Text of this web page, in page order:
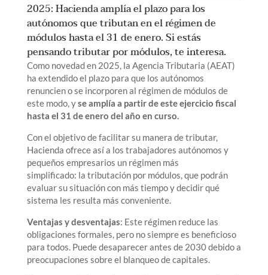
2025: Hacienda amplía el plazo para los
autónomos que tributan en el régimen de
módulos hasta el 31 de enero. Si estás
pensando tributar por módulos, te interesa.
Como novedad en 2025, la Agencia Tributaria (AEAT)
ha extendido el plazo para que los autónomos
renuncien o se incorporen al régimen de módulos de
este modo, yse amplía a partir de este ejercicio fiscal
hasta el 31 de enero del año en curso.
Con el objetivo de facilitar su manera de tributar,
Hacienda ofrece así a los trabajadores autónomos y
pequeños empresarios un régimen más
simplificado: la tributación por módulos, que podrán
evaluar su situación con más tiempo y decidir qué
sistema les resulta más conveniente.
Ventajas y desventajas: Este régimen reduce las
obligaciones formales, pero no siempre es beneficioso
para todos. Puede desaparecer antes de 2030 debido a
preocupaciones sobre el blanqueo de capitales.